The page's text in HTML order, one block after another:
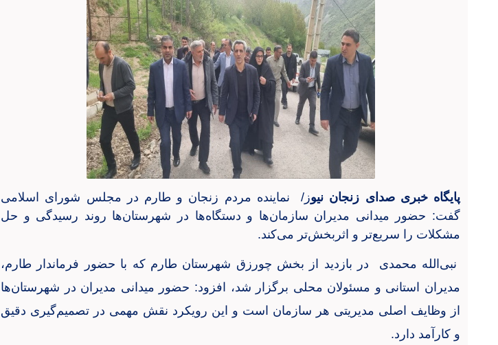
پایگاه خبری صدای زنجان نیوز/ نماینده مردم زنجان و طارم در مجلس شورای اسلامی
گفت: حضور میدانی مدیران سازمان‌ها و دستگاه‌ها در شهرستان‌ها روند رسیدگی و حل
مشکلات را سریع‌تر و اثربخش‌تر می‌کند.
نبی‌الله محمدی در بازدید از بخش چورزق شهرستان طارم که با حضور فرماندار طارم،
مدیران استانی و مسئولان محلی برگزار شد، افزود: حضور میدانی مدیران در شهرستان‌ها
از وظایف اصلی مدیریتی هر سازمان است و این رویکرد نقش مهمی در تصمیم‌گیری دقیق
و کارآمد دارد.